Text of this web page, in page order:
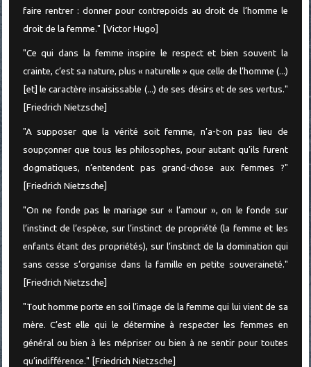
faire rentrer : donner pour contrepoids au droit de l’homme le
droit de la femme." [Victor Hugo]
"Ce qui dans la femme inspire le respect et bien souvent la
crainte, c’est sa nature, plus « naturelle » que celle de l’homme (...)
[et] le caractère insaisissable (...) de ses désirs et de ses vertus."
[Friedrich Nietzsche]
"A supposer que la vérité soit femme, n’a-t-on pas lieu de
soupçonner que tous les philosophes, pour autant qu’ils furent
dogmatiques, n’entendent pas grand-chose aux femmes ?"
[Friedrich Nietzsche]
"On ne fonde pas le mariage sur « l’amour », on le fonde sur
l’instinct de l’espèce, sur l’instinct de propriété (la femme et les
enfants étant des propriétés), sur l’instinct de la domination qui
sans cesse s’organise dans la famille en petite souveraineté."
[Friedrich Nietzsche]
"Tout homme porte en soi l’image de la femme qui lui vient de sa
mère. C’est elle qui le détermine à respecter les femmes en
général ou bien à les mépriser ou bien à ne sentir pour toutes
qu’indifférence." [Friedrich Nietzsche]